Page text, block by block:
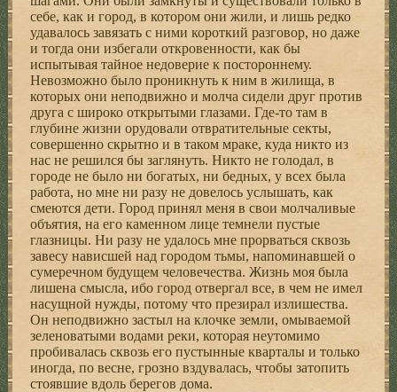
себе, как и город, в котором они жили, и лишь редко
удавалось завязать с ними короткий разговор, но даже
и тогда они избегали откровенности, как бы
испытывая тайное недоверие к постороннему.
Невозможно было проникнуть к ним в жилища, в
которых они неподвижно и молча сидели друг против
друга с широко открытыми глазами. Где-то там в
глубине жизни орудовали отвратительные секты,
совершенно скрытно и в таком мраке, куда никто из
нас не решился бы заглянуть. Никто не голодал, в
городе не было ни богатых, ни бедных, у всех была
работа, но мне ни разу не довелось услышать, как
смеются дети. Город принял меня в свои молчаливые
объятия, на его каменном лице темнели пустые
глазницы. Ни разу не удалось мне прорваться сквозь
завесу нависшей над городом тьмы, напоминавшей о
сумеречном будущем человечества. Жизнь моя была
лишена смысла, ибо город отвергал все, в чем не имел
насущной нужды, потому что презирал излишества.
Он неподвижно застыл на клочке земли, омываемой
зеленоватыми водами реки, которая неутомимо
пробивалась сквозь его пустынные кварталы и только
иногда, по весне, грозно вздувалась, чтобы затопить
стоявшие вдоль берегов дома.